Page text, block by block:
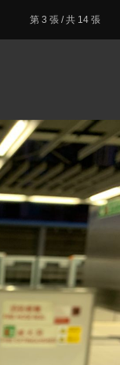
第 3 張 / 共 14 張